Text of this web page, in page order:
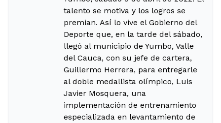
talento se motiva y los logros se
premian. Así lo vive el Gobierno del
Deporte que, en la tarde del sábado,
llegó al municipio de Yumbo, Valle
del Cauca, con su jefe de cartera,
Guillermo Herrera, para entregarle
al doble medallista olímpico, Luis
Javier Mosquera, una
implementación de entrenamiento
especializada en levantamiento de